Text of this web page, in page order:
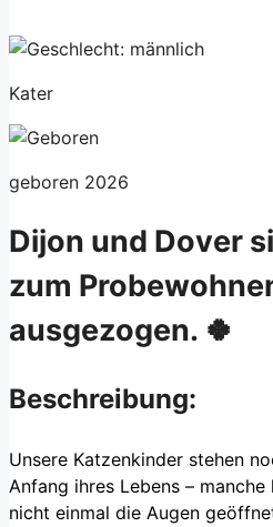
Kater
geboren 2026
Dijon und Dover
zum
ausgezogen. 🍀
Beschreibung:
Unsere Katzenkinder stehen
Anfang ihres Lebens – manche
nicht einmal die Augen